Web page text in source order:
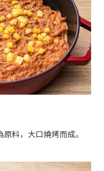
料，大口燒烤而成。